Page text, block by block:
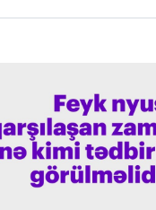
01:23 07.08.2026
Mərakeş klubuna qarşı
yoldaşlıq